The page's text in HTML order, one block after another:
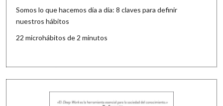
Somos lo que hacemos día a día: 8 claves para definir
nuestros hábitos
22 microhábitos de 2 minutos